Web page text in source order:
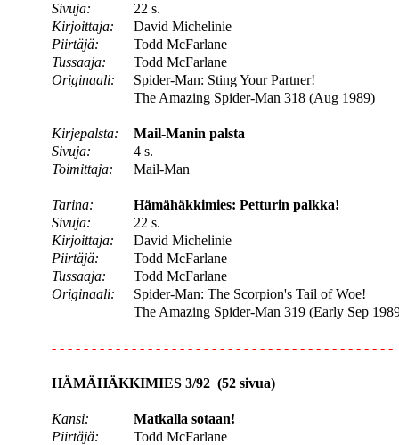
Sivuja:
22 s.
Kirjoittaja:
David Michelinie
Piirtäjä:
Todd McFarlane
Tussaaja:
Todd McFarlane
Originaali:
Spider-Man: Sting Your Partner!
The Amazing Spider-Man 318 (Aug 1989)
Kirjepalsta:
Mail-Manin palsta
Sivuja:
4 s.
Toimittaja:
Mail-Man
Tarina:
Hämähäkkimies: Petturin palkka!
Sivuja:
22 s.
Kirjoittaja:
David Michelinie
Piirtäjä:
Todd McFarlane
Tussaaja:
Todd McFarlane
Originaali:
Spider-Man: The Scorpion's Tail of Woe!
The Amazing Spider-Man 319 (Early Sep
- - - - - - - - - - - - - - - - - - - - - - - - - - - - - - - - - - - - - - - - - - -
HÄMÄHÄKKIMIES 3/92 (52 sivua)
Kansi:
Matkalla sotaan!
Piirtäjä:
Todd McFarlane